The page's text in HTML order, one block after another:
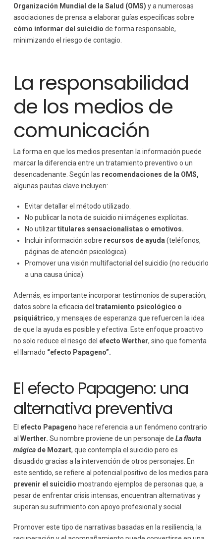
Organización Mundial de la Salud (OMS) y a numerosas
asociaciones de prensa a elaborar guías específicas sobre
cómo informar del suicidio de forma responsable,
minimizando el riesgo de contagio.
La responsabilidad
de los medios de
comunicación
La forma en que los medios presentan la información puede
marcar la diferencia entre un tratamiento preventivo o un
desencadenante. Según las recomendaciones de la OMS,
algunas pautas clave incluyen:
Evitar detallar el método utilizado.
No publicar la nota de suicidio ni imágenes explícitas.
No utilizartitulares sensacionalistas o emotivos.
Incluir información sobre recursos de ayuda (teléfonos,
páginas de atención psicológica).
Promover una visión multifactorial del suicidio (no reducirlo
a una causa única).
Además, es importante incorporar testimonios de superación,
datos sobre la eficacia del tratamiento psicológico o
psiquiátrico, y mensajes de esperanza que refuercen la idea
de que la ayuda es posible y efectiva. Este enfoque proactivo
no solo reduce el riesgo del efecto Werther, sino que fomenta
el llamado “efecto Papageno”.
El efecto Papageno: una
alternativa preventiva
El efecto Papageno hace referencia a un fenómeno contrario
al Werther. Su nombre proviene de un personaje de La flauta
mágicade Mozart, que contempla el suicidio pero es
disuadido gracias a la intervención de otros personajes. En
este sentido, se refiere al potencial positivo de los medios para
prevenir el suicidio mostrando ejemplos de personas que, a
pesar de enfrentar crisis intensas, encuentran alternativas y
superan su sufrimiento con apoyo profesional y social.
Promover este tipo de narrativas basadas en la resiliencia, la